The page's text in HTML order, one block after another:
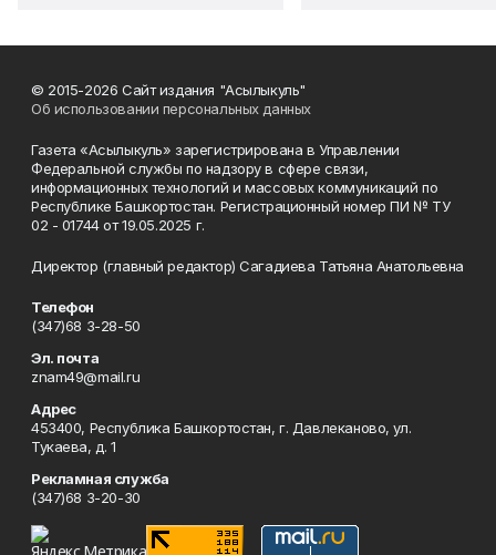
© 2015-2026 Сайт издания "Асылыкуль"
Об использовании персональных данных
Газета «Асылыкуль» зарегистрирована в Управлении
Федеральной службы по надзору в сфере связи,
информационных технологий и массовых коммуникаций по
Республике Башкортостан. Регистрационный номер ПИ № ТУ
02 - 01744 от 19.05.2025 г.
Директор (главный редактор) Сагадиева Татьяна Анатольевна
Телефон
(347)68 3-28-50
Эл. почта
znam49@mail.ru
Адрес
453400, Республика Башкортостан, г. Давлеканово, ул.
Тукаева, д. 1
Рекламная служба
(347)68 3-20-30